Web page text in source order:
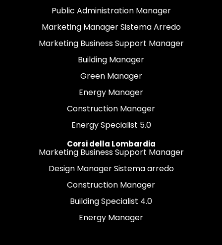
Public Administration Manager
Marketing Manager Sistema Arredo
Marketing Business Support Manager
Building Manager
Green Manager
Energy Manager
Construction Manager
Energy Specialist 5.0
Corsi della Lombardia
Marketing Business Support Manager
Design Manager Sistema arredo
Construction Manager
Building Specialist 4.0
Energy Manager